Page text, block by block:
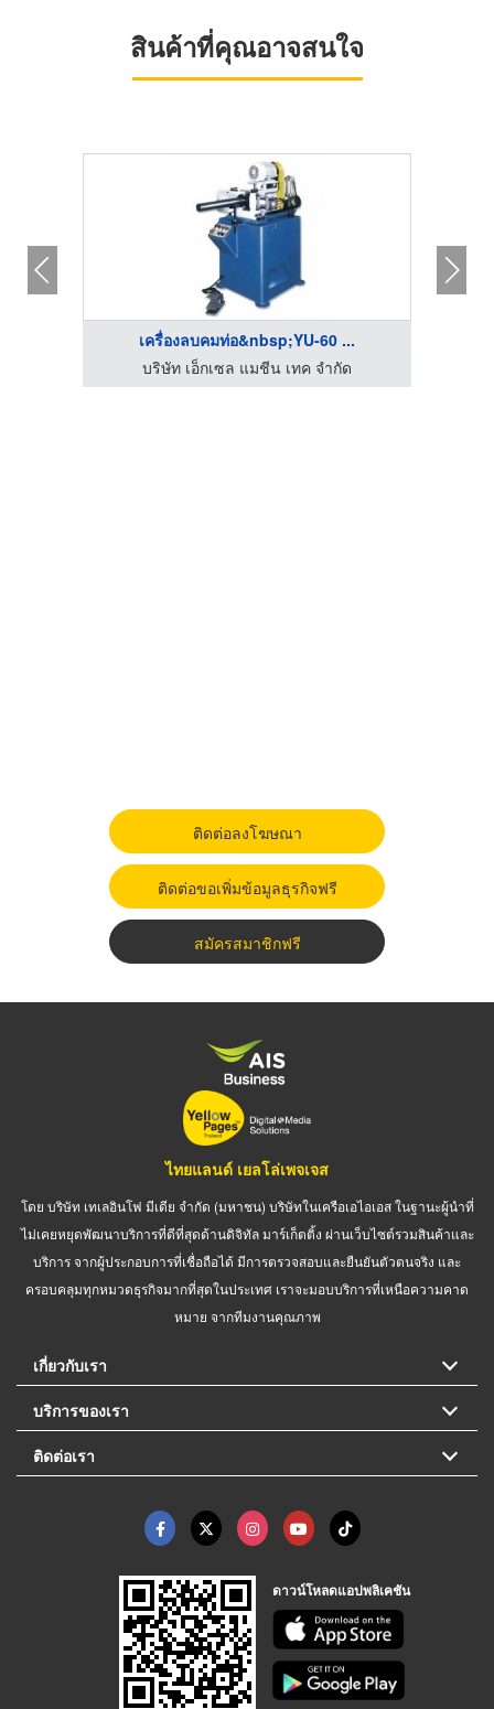
สินค้าที่คุณอาจสนใจ
เครื่องลบคมท่อ&nbsp;YU-60 ...
บริษัท เอ็กเซล แมชีน เทค จำกัด
ติดต่อลงโฆษณา
ติดต่อขอเพิ่มข้อมูลธุรกิจฟรี
สมัครสมาชิกฟรี
ไทยแลนด์ เยลโล่เพจเจส
โดย บริษัท เทเลอินโฟ มีเดีย จำกัด (มหาชน) บริษัทในเครือเอไอเอส ในฐานะผู้นำที่
ไม่เคยหยุดพัฒนาบริการที่ดีที่สุดด้านดิจิทัล มาร์เก็ตติ้ง ผ่านเว็บไซต์รวมสินค้าและ
บริการ จากผู้ประกอบการที่เชื่อถือได้ มีการตรวจสอบและยืนยันตัวตนจริง และ
ครอบคลุมทุกหมวดธุรกิจมากที่สุดในประเทศ เราจะมอบบริการที่เหนือความคาด
หมาย จากทีมงานคุณภาพ
เกี่ยวกับเรา
บริการของเรา
ติดต่อเรา
ดาวน์โหลดแอปพลิเคชัน